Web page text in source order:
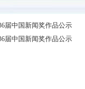
届中国新闻奖作品公示
届中国新闻奖作品公示